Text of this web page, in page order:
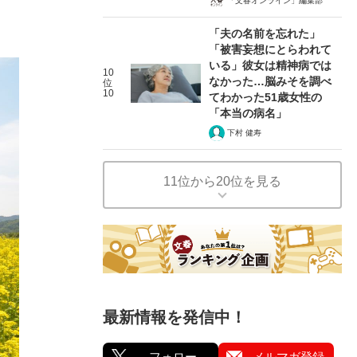
10
位
10
「夫の名前を忘れた」
「被害妄想にとらわれて
いる」彼女は精神病では
なかった…脳みそを調べ
てわかった51歳女性の
「本当の病名」
下村 健寿
11位から20位を見る
最新情報を発信中！